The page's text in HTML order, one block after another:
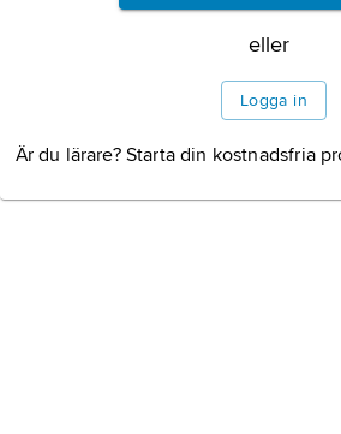
Andra länder
eller
Logga in
Är du lärare? Starta din kostnadsfria